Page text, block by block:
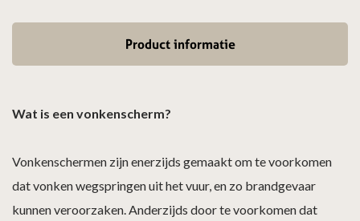
Product informatie
Wat is een vonkenscherm?
Vonkenschermen zijn enerzijds gemaakt om te voorkomen
dat vonken wegspringen uit het vuur, en zo brandgevaar
kunnen veroorzaken. Anderzijds door te voorkomen dat